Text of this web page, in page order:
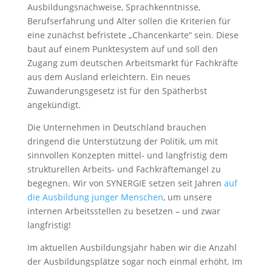
Ausbildungsnachweise, Sprachkenntnisse,
Berufserfahrung und Alter sollen die Kriterien für
eine zunächst befristete „Chancenkarte“ sein. Diese
baut auf einem Punktesystem auf und soll den
Zugang zum deutschen Arbeitsmarkt für Fachkräfte
aus dem Ausland erleichtern. Ein neues
Zuwanderungsgesetz ist für den Spätherbst
angekündigt.
Die Unternehmen in Deutschland brauchen
dringend die Unterstützung der Politik, um mit
sinnvollen Konzepten mittel- und langfristig dem
strukturellen Arbeits- und Fachkräftemangel zu
begegnen. Wir von SYNERGIE setzen seit Jahren auf
die Ausbildung junger Menschen, um unsere
internen Arbeitsstellen zu besetzen – und zwar
langfristig!
Im aktuellen Ausbildungsjahr haben wir die Anzahl
der Ausbildungsplätze sogar noch einmal erhöht. Im